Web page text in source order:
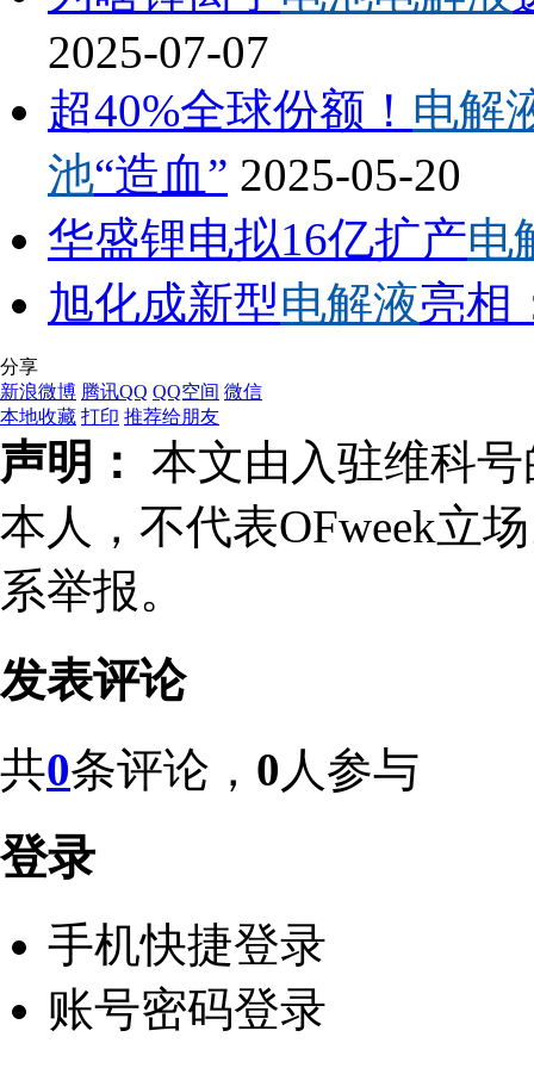
2025-07-07
超40%全球份额！ 电解
池“造血” 2025-05-20
华盛锂电拟16亿扩产电
旭化成新型电解液亮相
分享
新浪微博 腾讯QQ QQ空间 微信
本地收藏 打印 推荐给朋友
声明： 本文由入驻维科
本人，不代表OFweek立
系举报。
发表评论
共0条评论， 0 人参与
登录
手机快捷登录
账号密码登录